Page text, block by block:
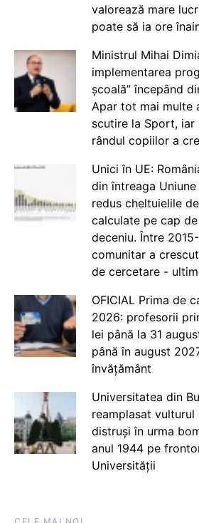
valorează mare
poate să ia ore
Ministrul Mihai
implementarea
școală” începând
Apar tot mai multe
scutire la Sport,
rândul copiilor a
Unici în UE:
din întreaga
redus cheltuielile
calculate pe cap
deceniu. Între
comunitar a
de cercetare -
OFICIAL Prima de
2026: profesorii
lei până la 31
până în august
învățământ
Universitatea din
reamplasat
distruși în urma
anul 1944 pe
Universității